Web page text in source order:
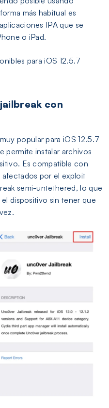
más habitual es
IPA que se
o iPad.
para iOS 12.5.7
con
popular para iOS 12.5.7
permite instalar archivos
Es compatible con
por el exploit
semi-untethered, lo que
dispositivo sin tener que